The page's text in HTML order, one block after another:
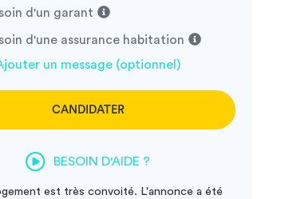
d'un garant
d'une assurance habitation
un message (optionnel)
CANDIDATER
BESOIN D'AIDE ?
est très convoité. L'annonce a été